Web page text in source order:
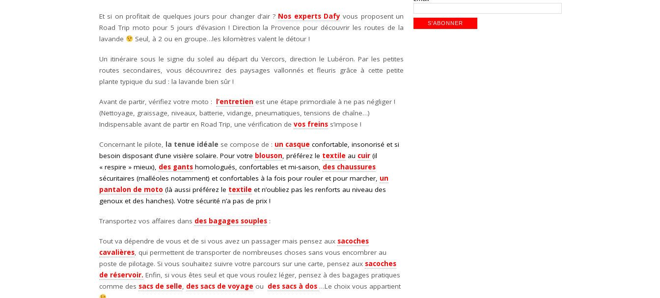
Et si on profitait de quelques jours pour changer d’air ? Nos experts Dafy vous proposent un
Road Trip moto pour 5 jours d’évasion ! Direction la Provence pour découvrir les routes de la
lavande
Seul, à 2 ou en groupe…les kilomètres valent le détour !
Un itinéraire sous le signe du soleil au départ du Vercors, direction le Lubéron. Par les petites
routes secondaires, vous découvrirez des paysages vallonnés et fleuris grâce à cette petite
plante typique du sud : la lavande bien sûr !
Avant de partir, vérifiez votre moto : l’entretien est une étape primordiale à ne pas négliger !
(Nettoyage, graissage, niveaux, batterie, vidange, pneumatiques, tensions de chaîne…)
Indispensable avant de partir en Road Trip, une vérification de vos freins s’impose !
Concernant le pilote, la tenue idéale se compose de : un casque confortable, insonorisé et si
besoin disposant d’une visière solaire. Pour votre blouson, préférez le textile au cuir (il
« respire » mieux), des gants homologués, confortables et mi-saison, des chaussures
sécuritaires (malléoles notamment) et confortables à la fois pour rouler et pour marcher, un
pantalon de moto (là aussi préférez le textile et n’oubliez pas les renforts au niveau des
genoux et des hanches). Votre sécurité n’a pas de prix !
Transportez vos affaires dans des bagages souples :
Tout va dépendre de vous et de si vous avez un passager mais pensez aux sacoches
cavalières, qui permettent de transporter de nombreuses choses sans vous encombrer au
poste de pilotage. Si vous souhaitez suivre votre parcours sur une carte, pensez aux sacoches
de réservoir. Enfin, si vous êtes seul et que vous roulez léger, pensez à des bagages pratiques
comme des sacs de selle, des sacs de voyage ou des sacs à dos …Le choix vous appartient